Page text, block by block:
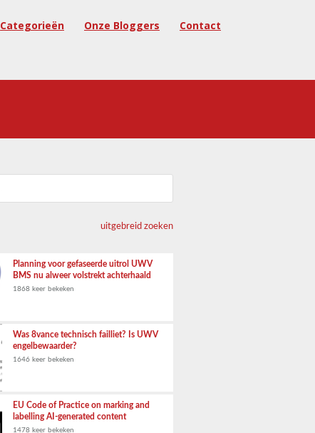
Categorieën Onze Bloggers Contact
uitgebreid zoeken
Planning voor gefaseerde uitrol UWV
BMS nu alweer volstrekt achterhaald
1868 keer bekeken
Was 8vance technisch failliet? Is UWV
engelbewaarder?
1646 keer bekeken
EU Code of Practice on marking and
labelling AI-generated content
1478 keer bekeken